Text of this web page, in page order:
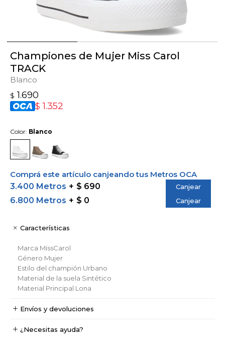
Championes de Mujer Miss Carol
TRACK
Blanco
$ 1.690
$ 1.352
Color: Blanco
Comprá este artículo canjeando tus Metros OCA
3.400 Metros
$ 690 Canjear
6.800 Metros $ 0 Canjear
Características
Marca MissCarol
Género Mujer
Estilo del champión Urbano
Material de la suela Sintético
Material Principal Lona
Envíos y devoluciones
¿Necesitas ayuda?